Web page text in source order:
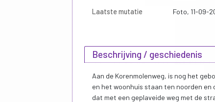
Laatste mutatie
Foto, 11-09-
Beschrijving / geschiedenis
Aan de Korenmolenweg, is nog het
en het woonhuis staan ten noorden
dat met een geplaveide weg met de